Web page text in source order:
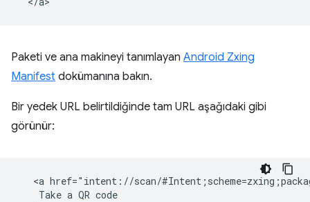
Paketi ve ana makineyi tanımlayan Android Zxing
Manifest dokümanına bakın.
Bir yedek URL belirtildiğinde tam URL aşağıdaki gibi
görünür:
<a href="intent://scan/
    Take a QR code